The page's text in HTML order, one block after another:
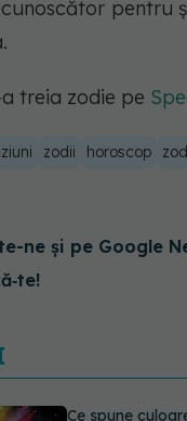
pentru
treia zodie pe
zodii horoscop
ne și pe Google